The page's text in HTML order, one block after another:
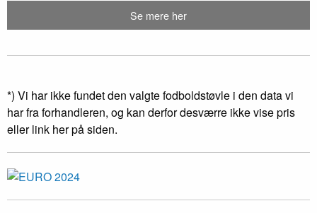
Se mere her
*) Vi har ikke fundet den valgte fodboldstøvle i den data vi
har fra forhandleren, og kan derfor desværre ikke vise pris
eller link her på siden.